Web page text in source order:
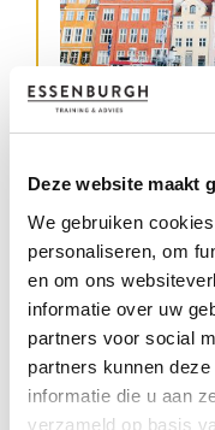
Deze website maakt
We gebruiken
personaliseren, om
en om ons
informatie over uw
partners voor social
partners kunnen
informatie die u aan
verzameld op basis
PIZ -
09-09-2026 t/
Kasteel de